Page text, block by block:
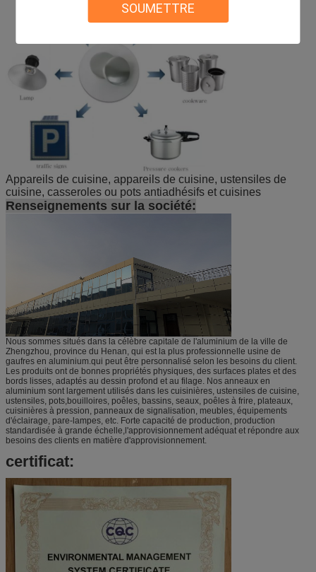
SOUMETTRE
Appareils de cuisine, appareils de cuisine, ustensiles de
cuisine, casseroles ou pots antiadhésifs et cuisines
Renseignements sur la société:
Nous sommes situés dans la célèbre capitale de l'aluminium de la ville de
Zhengzhou, province du Henan, qui est la plus professionnelle usine de
gaufres en aluminium.qui peut être personnalisé selon les besoins du client.
Les produits ont de bonnes propriétés physiques, des surfaces plates et des
bords lisses, adaptés au dessin profond et au filage. Nos anneaux en
aluminium sont largement utilisés dans les cuisinières, ustensiles de cuisine,
ustensiles, pots,bouilloires, poêles, bassins, seaux, poêles à frire, plateaux,
cuisinières à pression, panneaux de signalisation, meubles, équipements
d'éclairage, pare-lampes, etc. Forte capacité de production, production
standardisée à grande échelle,l'approvisionnement adéquat et répondre aux
besoins des clients en matière d'approvisionnement.
certificat: